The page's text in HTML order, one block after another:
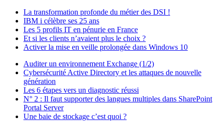
La transformation profonde du métier des DSI !
IBM i célèbre ses 25 ans
Les 5 profils IT en pénurie en France
Et si les clients n’avaient plus le choix ?
Activer la mise en veille prolongée dans Windows 10
Auditer un environnement Exchange (1/2)
Cybersécurité Active Directory et les attaques de nouvelle
génération
Les 6 étapes vers un diagnostic réussi
N° 2 : Il faut supporter des langues multiples dans SharePoint
Portal Server
Une baie de stockage c’est quoi ?